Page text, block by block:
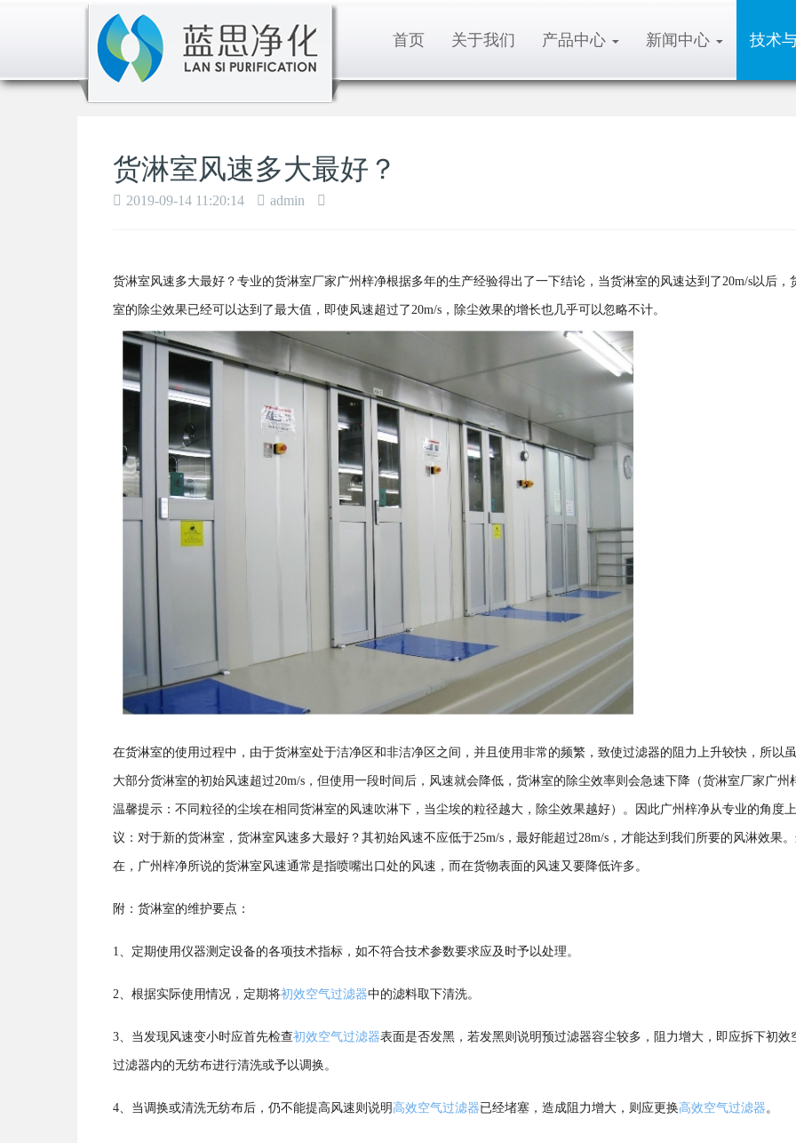
首页 关于我们 产品中心 新闻中心 技术
货淋室风速多大最好？
2019-09-14 11:20:14 admin
货淋室风速多大最好？专业的货淋室厂家广州梓净根据多年的生产经验得出了一下结论，当货淋室的风速达到了20m/s以后，
室的除尘效果已经可以达到了最大值，即使风速超过了20m/s，除尘效果的增长也几乎可以忽略不计。
在货淋室的使用过程中，由于货淋室处于洁净区和非洁净区之间，并且使用非常的频繁，致使过滤器的阻力上升较快，所以
大部分货淋室的初始风速超过20m/s，但使用一段时间后，风速就会降低，货淋室的除尘效率则会急速下降（货淋室厂家广州
温馨提示：不同粒径的尘埃在相同货淋室的风速吹淋下，当尘埃的粒径越大，除尘效果越好）。因此广州梓净从专业的角度
议：对于新的货淋室，货淋室风速多大最好？其初始风速不应低于25m/s，最好能超过28m/s，才能达到我们所要的风淋效果
在，广州梓净所说的货淋室风速通常是指喷嘴出口处的风速，而在货物表面的风速又要降低许多。
附：货淋室的维护要点：
1、定期使用仪器测定设备的各项技术指标，如不符合技术参数要求应及时予以处理。
2、根据实际使用情况，定期将初效空气过滤器中的滤料取下清洗。
3、当发现风速变小时应首先检查初效空气过滤器表面是否发黑，若发黑则说明预过滤器容尘较多，阻力增大，即应拆下初效
过滤器内的无纺布进行清洗或予以调换。
4、当调换或清洗无纺布后，仍不能提高风速则说明 高效空气过滤器已经堵塞，造成阻力增大，则应更换高效空气过滤器。